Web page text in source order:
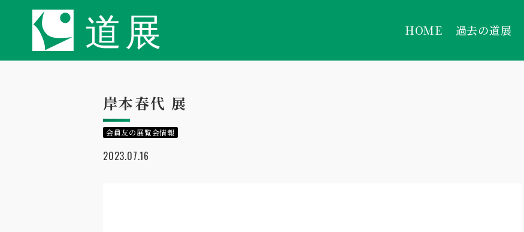
HOME 過去の道展
岸本春代 展
会員友の展覧会情報
2023.07.16